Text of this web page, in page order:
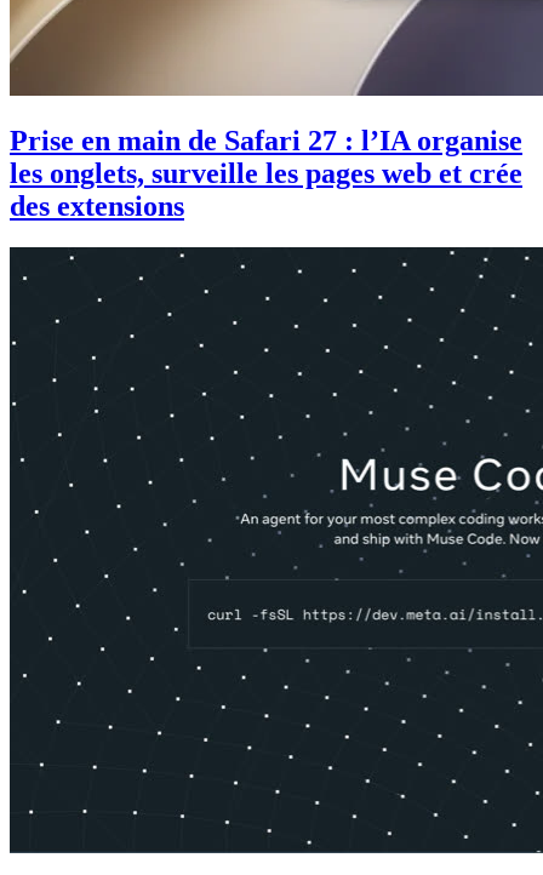
Prise en main de Safari 27 : l’IA organise
les onglets, surveille les pages web et crée
des extensions